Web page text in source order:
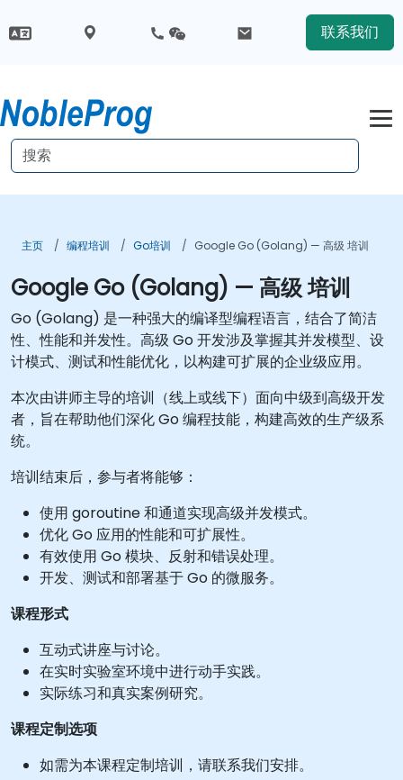
联系我们
主页 编程培训 Go培训 Google Go (Golang) — 高级 培训
Google Go (Golang) — 高级 培训
Go (Golang) 是一种强大的编译型编程语言，结合了简洁
性、性能和并发性。高级 Go 开发涉及掌握其并发模型、设
计模式、测试和性能优化，以构建可扩展的企业级应用。
本次由讲师主导的培训（线上或线下）面向中级到高级开发
者，旨在帮助他们深化 Go 编程技能，构建高效的生产级系
统。
培训结束后，参与者将能够：
使用 goroutine 和通道实现高级并发模式。
优化 Go 应用的性能和可扩展性。
有效使用 Go 模块、反射和错误处理。
开发、测试和部署基于 Go 的微服务。
课程形式
互动式讲座与讨论。
在实时实验室环境中进行动手实践。
实际练习和真实案例研究。
课程定制选项
如需为本课程定制培训，请联系我们安排。